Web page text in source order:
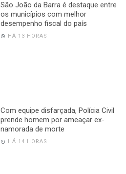
São João da Barra é destaque entre
os municípios com melhor
desempenho fiscal do país
HÁ 13 HORAS
Com equipe disfarçada, Polícia Civil
prende homem por ameaçar ex-
namorada de morte
HÁ 14 HORAS